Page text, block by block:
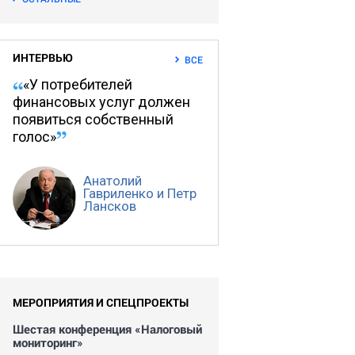
ИНТЕРВЬЮ ВСЕ
«У потребителей
финансовых услуг должен
появиться собственный
голос»
Анатолий
Гавриленко и Петр
Лансков
МЕРОПРИЯТИЯ И СПЕЦПРОЕКТЫ
Шестая конференция «Налоговый
мониторинг»